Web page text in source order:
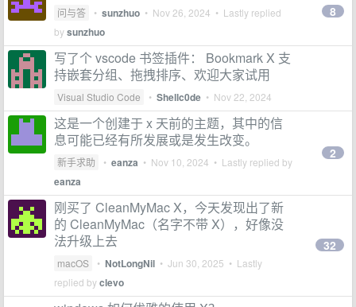
问与答 • sunzhuo • Nov 26, 2024 • Lastly replied
bysunzhuo
8
写了个 vscode 书签插件： Bookmark X 支
持嵌套分组、拖拽排序、欢迎大家试用
Visual Studio Code • Shellc0de • Nov 22, 2024
这是一个创建于 x 天前的主题，其中的信
息可能已经有所发展或是发生改变。
新手求助 • eanza • Nov 10, 2024 • Lastly replied by
eanza
2
刚买了 CleanMyMac X，今天发现出了新
的 CleanMyMac（名字不带 X），好像没
法升级上去
macOS • NotLongNil • Jun 30, 2025 • Lastly
replied byclevo
32